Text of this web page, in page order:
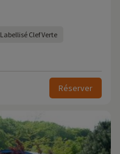
Labellisé Clef Verte
Réserver